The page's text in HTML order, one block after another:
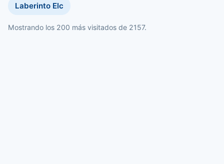
Laberinto Elc
Mostrando los 200 más visitados de 2157.